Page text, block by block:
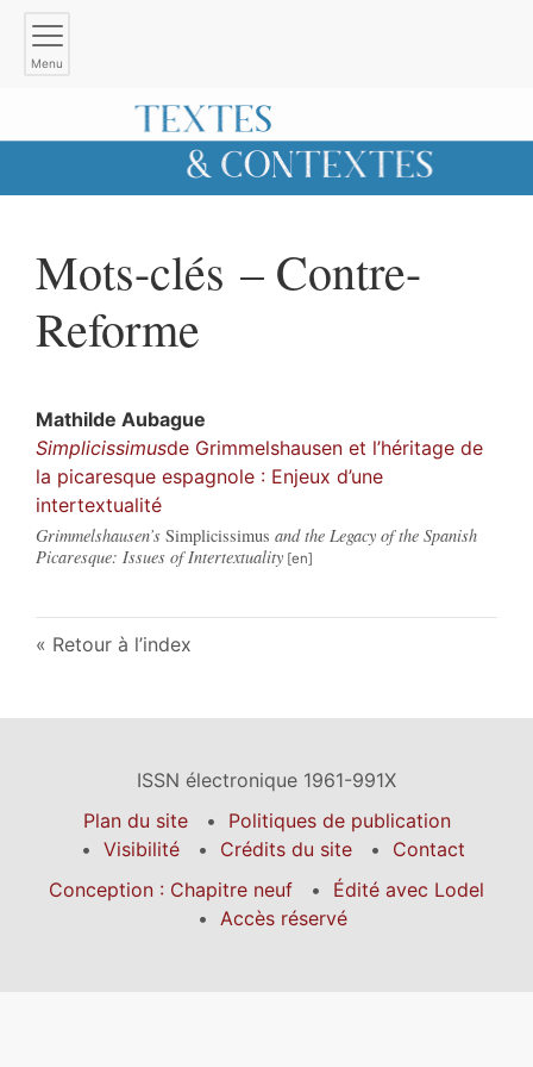
Menu
Mots-clés – Contre-
Reforme
Mathilde Aubague
Simplicissimusde Grimmelshausen et l’héritage de
la picaresque espagnole : Enjeux d’une
intertextualité
Grimmelshausen’s Simplicissimus and the Legacy of the Spanish
Picaresque: Issues of Intertextuality
Retour à l’index
ISSN électronique 1961-991X
Plan du site
Politiques de publication
Visibilité
Crédits du site
Contact
Conception : Chapitre neuf
Édité avec Lodel
Accès réservé